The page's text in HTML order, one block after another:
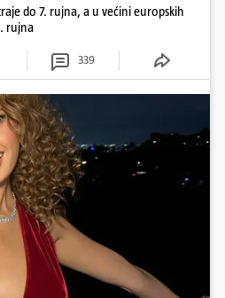
do 7. rujna, a u većini europskih
rujna
339